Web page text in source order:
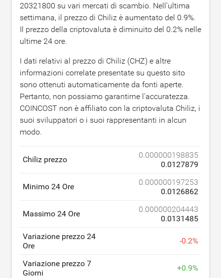
20321800 su vari mercati di scambio. Nell'ultima
settimana, il prezzo di Chiliz è aumentato del 0.9%.
Il prezzo della criptovaluta è diminuito del 0.2% nelle
ultime 24 ore.
I dati relativi al prezzo di Chiliz (CHZ) e altre
informazioni correlate presentate su questo sito
sono ottenuti automaticamente da fonti aperte.
Pertanto, non possiamo garantirne l'accuratezza.
COINCOST non è affiliato con la criptovaluta Chiliz, i
suoi sviluppatori o i suoi rappresentanti in alcun
modo.
Chiliz prezzo
0.000000198835
0.0127879
Minimo 24 Ore
0.000000197253
0.0126862
Massimo 24 Ore
0.000000204443
0.0131485
Variazione prezzo 24
Ore
-0.2%
Variazione prezzo 7
Giorni
+0.9%